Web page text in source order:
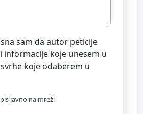
sam da autor peticije
informacije koje unesem u
koje odaberem u
javno na mreži